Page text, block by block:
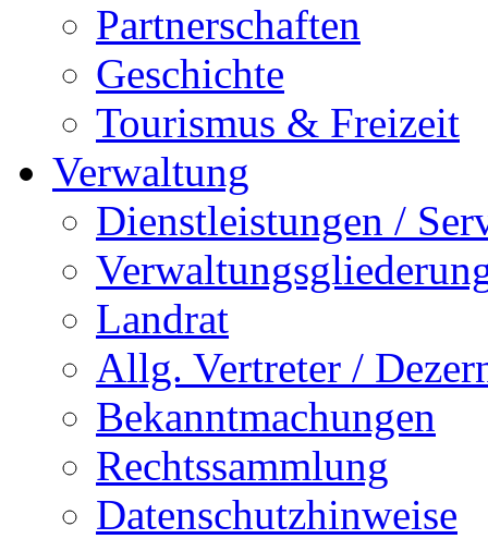
Partnerschaften
Geschichte
Tourismus & Freizeit
Verwaltung
Dienstleistungen /
Landrat
Allg. Vertreter /
Bekanntmachungen
Rechtssammlung
Datenschutzhinweise